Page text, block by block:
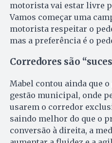
motorista vai estar livre
Vamos começar uma
motorista respeitar o
mas a preferência é o
Corredores são
Mabel contou ainda que
gestão municipal, onde
usarem o corredor
saindo melhor do que o
conversão à direita, a